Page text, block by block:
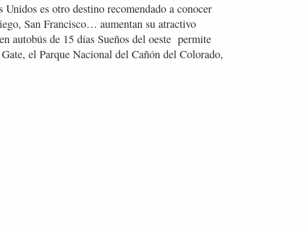
es otro destino recomendado a conocer
San Francisco… aumentan su atractivo
autobús de 15 días Sueños del oeste permite
el Parque Nacional del Cañón del Colorado,